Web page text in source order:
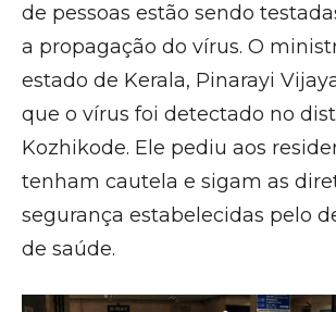
de pessoas estão sendo
a propagação do vírus. O
estado de Kerala, Pinarayi
que o vírus foi detectado no
Kozhikode. Ele pediu aos
tenham cautela e sigam as
segurança estabelecidas pelo
de saúde.